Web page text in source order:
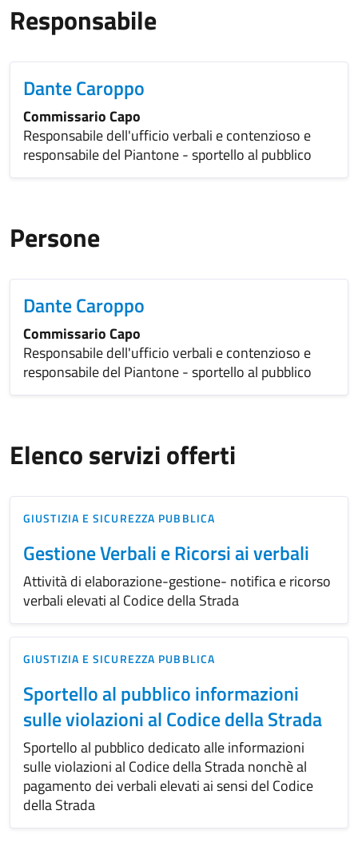
Responsabile
Dante Caroppo
Commissario Capo
Responsabile dell'ufficio verbali e contenzioso e
responsabile del Piantone - sportello al pubblico
Persone
Dante Caroppo
Commissario Capo
Responsabile dell'ufficio verbali e contenzioso e
responsabile del Piantone - sportello al pubblico
Elenco servizi offerti
GIUSTIZIA E SICUREZZA PUBBLICA
Gestione Verbali e Ricorsi ai verbali
Attività di elaborazione-gestione- notifica e ricorso
verbali elevati al Codice della Strada
GIUSTIZIA E SICUREZZA PUBBLICA
Sportello al pubblico informazioni
sulle violazioni al Codice della Strada
Sportello al pubblico dedicato alle informazioni
sulle violazioni al Codice della Strada nonchè al
pagamento dei verbali elevati ai sensi del Codice
della Strada